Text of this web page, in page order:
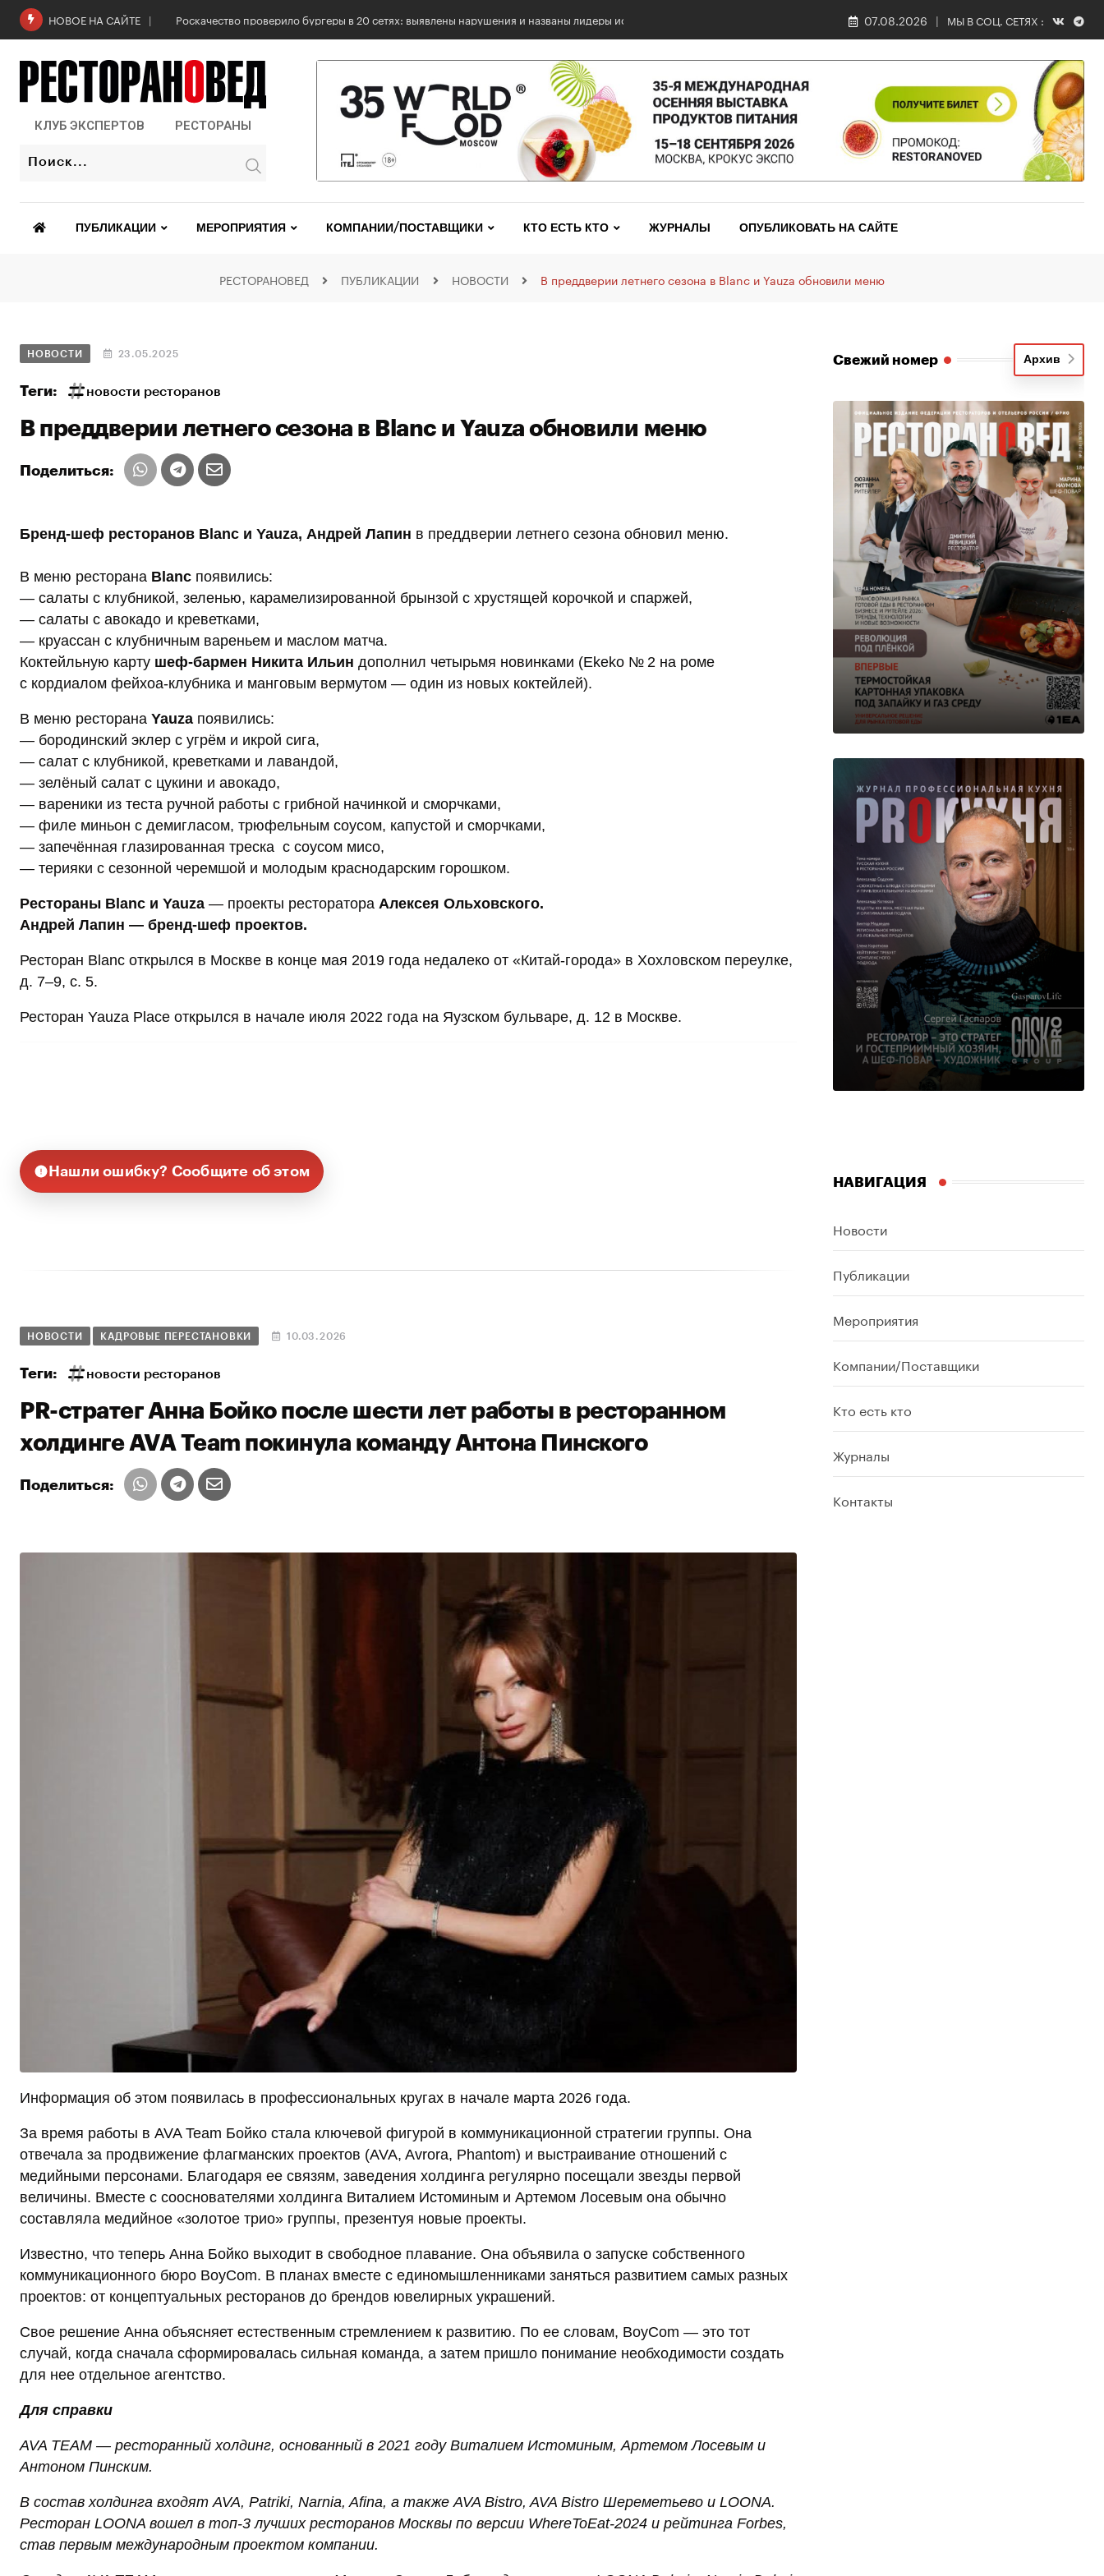
НОВОЕ НА САЙТЕ 6 августа: Всемирный день горчицы 07.08.2026 МЫ В СОЦ. СЕТЯХ :
КЛУБ ЭКСПЕРТОВ РЕСТОРАНЫ
ПУБЛИКАЦИИ МЕРОПРИЯТИЯ КОМПАНИИ/ПОСТАВЩИКИ КТО ЕСТЬ КТО ЖУРНАЛЫ ОПУБЛИКОВАТЬ НА САЙТЕ
РЕСТОРАНОВЕД ПУБЛИКАЦИИ НОВОСТИ В преддверии летнего сезона в Blanc и Yauza обновили меню
НОВОСТИ 23.05.2025
Теги: новости ресторанов
В преддверии летнего сезона в Blanc и Yauza обновили меню
Поделиться:
Бренд-шеф ресторанов Blanc и Yauza, Андрей Лапин в преддверии летнего сезона обновил меню.
В меню ресторана Blanc появились:
— салаты с клубникой, зеленью, карамелизированной брынзой с хрустящей корочкой и спаржей,
— салаты с авокадо и креветками,
— круассан с клубничным вареньем и маслом матча.
Коктейльную карту шеф-бармен Никита Ильин дополнил четырьмя новинками (Ekeko № 2 на роме
с кордиалом фейхоа-клубника и манговым вермутом — один из новых коктейлей).
В меню ресторана Yauza появились:
— бородинский эклер с угрём и икрой сига,
— салат с клубникой, креветками и лавандой,
— зелёный салат с цукини и авокадо,
— вареники из теста ручной работы с грибной начинкой и сморчками,
— филе миньон с демигласом, трюфельным соусом, капустой и сморчками,
— запечённая глазированная треска с соусом мисо,
— терияки с сезонной черемшой и молодым краснодарским горошком.
Рестораны Blanc и Yauza — проекты ресторатора Алексея Ольховского.
Андрей Лапин — бренд-шеф проектов.
Ресторан Blanc открылся в Москве в конце мая 2019 года недалеко от «Китай-города» в Хохловском переулке,
д. 7–9, с. 5.
Ресторан Yauza Place открылся в начале июля 2022 года на Яузском бульваре, д. 12 в Москве.
Нашли ошибку? Сообщите об этом
НОВОСТИ КАДРОВЫЕ ПЕРЕСТАНОВКИ 10.03.2026
Теги: новости ресторанов
PR-стратег Анна Бойко после шести лет работы в ресторанном
холдинге AVA Team покинула команду Антона Пинского
Поделиться:
Информация об этом появилась в профессиональных кругах в начале марта 2026 года.
За время работы в AVA Team Бойко стала ключевой фигурой в коммуникационной стратегии группы. Она
отвечала за продвижение флагманских проектов (AVA, Avrora, Phantom) и выстраивание отношений с
медийными персонами. Благодаря ее связям, заведения холдинга регулярно посещали звезды первой
величины. Вместе с сооснователями холдинга Виталием Истоминым и Артемом Лосевым она обычно
составляла медийное «золотое трио» группы, презентуя новые проекты.
Известно, что теперь Анна Бойко выходит в свободное плавание. Она объявила о запуске собственного
коммуникационного бюро BoyCom. В планах вместе с единомышленниками заняться развитием самых разных
проектов: от концептуальных ресторанов до брендов ювелирных украшений.
Свое решение Анна объясняет естественным стремлением к развитию. По ее словам, BoyCom — это тот
случай, когда сначала сформировалась сильная команда, а затем пришло понимание необходимости создать
для нее отдельное агентство.
Для справки
AVA TEAM — ресторанный холдинг, основанный в 2021 году Виталием Истоминым, Артемом Лосевым и
Антоном Пинским.
В состав холдинга входят AVA, Patriki, Narnia, Afina, а также AVA Bistro, AVA Bistro Шереметьево и LOONA.
Ресторан LOONA вошел в топ-3 лучших ресторанов Москвы по версии WhereToEat-2024 и рейтинга Forbes,
став первым международным проектом компании.
Свежий номер Архив
НАВИГАЦИЯ
Новости
Публикации
Мероприятия
Компании/Поставщики
Кто есть кто
Журналы
Контакты